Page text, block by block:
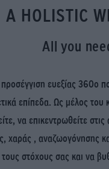
A HOLISTIC
All you
ευεξίας 360ο
επίπεδα. Ως μέλος
να επικεντρωθείτε
χαράς , αναζωογόνησης
στόχους σας και να